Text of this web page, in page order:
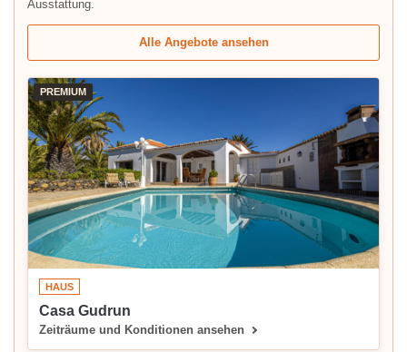
Ausstattung.
Alle Angebote ansehen
PREMIUM
HAUS
Casa Gudrun
Zeiträume und Konditionen ansehen